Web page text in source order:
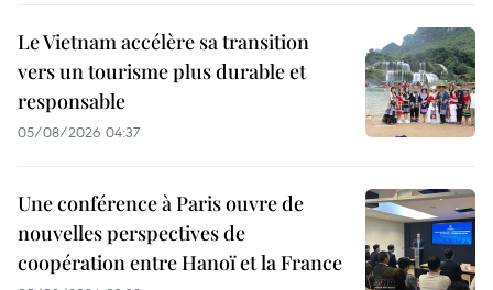
Le Vietnam accélère sa transition
vers un tourisme plus durable et
responsable
05/08/2026 04:37
Une conférence à Paris ouvre de
nouvelles perspectives de
coopération entre Hanoï et la France